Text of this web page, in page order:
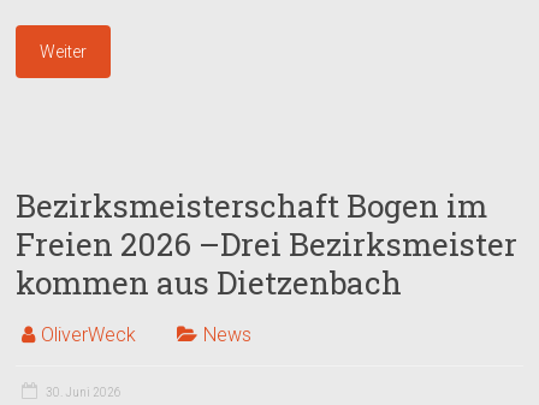
Weiter
Bezirksmeisterschaft Bogen im
Freien 2026 –Drei Bezirksmeister
kommen aus Dietzenbach
OliverWeck News
30. Juni 2026